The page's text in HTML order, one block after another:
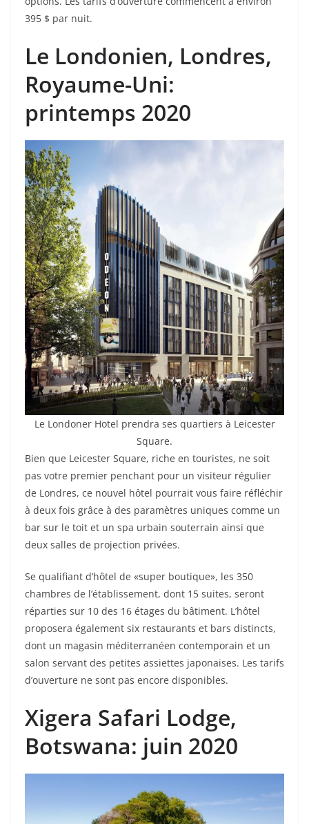
395 $ par nuit.
Le Londonien, Londres,
Royaume-Uni:
printemps 2020
Le Londoner Hotel prendra ses quartiers à Leicester
Square.
Bien que Leicester Square, riche en touristes, ne soit
pas votre premier penchant pour un visiteur régulier
de Londres, ce nouvel hôtel pourrait vous faire réfléchir
à deux fois grâce à des paramètres uniques comme un
bar sur le toit et un spa urbain souterrain ainsi que
deux salles de projection privées.
Se qualifiant d’hôtel de «super boutique», les 350
chambres de l’établissement, dont 15 suites, seront
réparties sur 10 des 16 étages du bâtiment. L’hôtel
proposera également six restaurants et bars distincts,
dont un magasin méditerranéen contemporain et un
salon servant des petites assiettes japonaises. Les tarifs
d’ouverture ne sont pas encore disponibles.
Xigera Safari Lodge,
Botswana: juin 2020